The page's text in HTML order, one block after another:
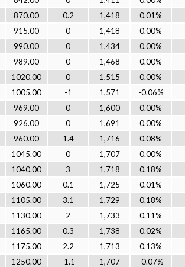
870.00 0.2 1,418
0.01%
915.00 0 1,418
0.00%
990.00 0 1,434
0.00%
989.00 0 1,468
0.00%
1020.00 0 1,515
0.00%
1005.00 -1 1,571
-0.06%
969.00 0 1,600
0.00%
926.00 0 1,691
0.00%
960.00 1.4 1,716
0.08%
1045.00 0 1,707
0.00%
1040.00 3 1,718
0.18%
1060.00 0.1 1,725
0.01%
1105.00 3.1 1,729
0.18%
1130.00 2 1,733
0.11%
1165.00 0.3 1,738
0.02%
1175.00 2.2 1,713
0.13%
1250.00 -1.1 1,707
-0.07%